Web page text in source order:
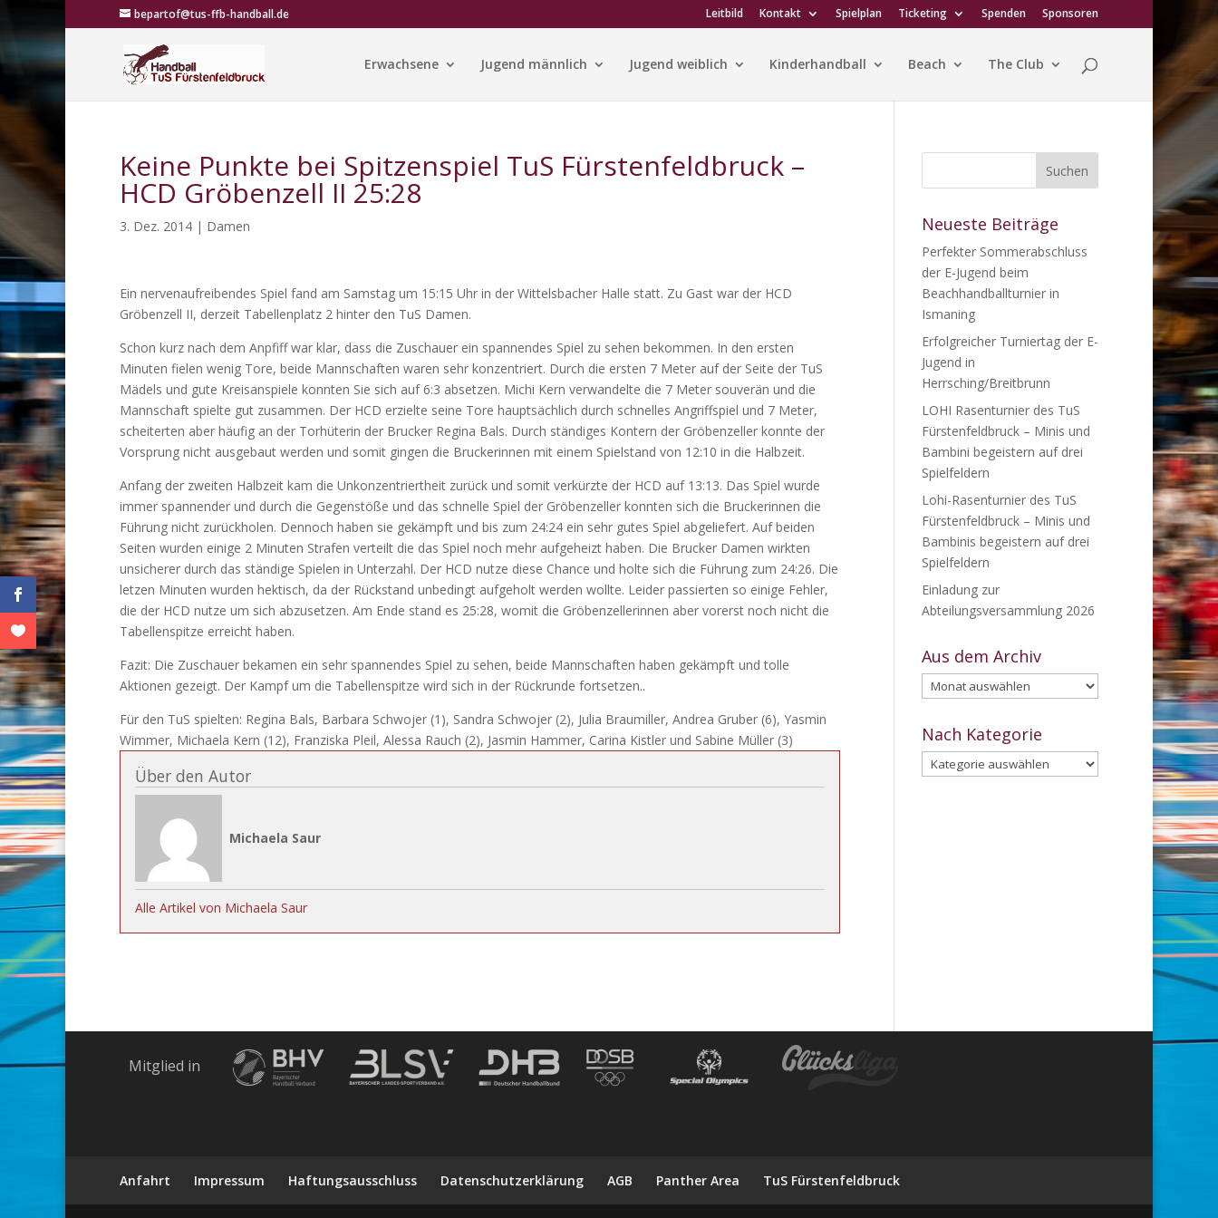
bepartof@tus-ffb-handball.de Leitbild Kontakt Spielplan Ticketing Spenden Sponsoren
Erwachsene Jugend männlich Jugend weiblich Kinderhandball Beach The Club
Keine Punkte bei Spitzenspiel TuS Fürstenfeldbruck –
HCD Gröbenzell II 25:28
3. Dez. 2014 | Damen
Ein nervenaufreibendes Spiel fand am Samstag um 15:15 Uhr in der Wittelsbacher Halle statt. Zu Gast war der HCD
Gröbenzell II, derzeit Tabellenplatz 2 hinter den TuS Damen.
Schon kurz nach dem Anpfiff war klar, dass die Zuschauer ein spannendes Spiel zu sehen bekommen. In den ersten
Minuten fielen wenig Tore, beide Mannschaften waren sehr konzentriert. Durch die ersten 7 Meter auf der Seite der TuS
Mädels und gute Kreisanspiele konnten Sie sich auf 6:3 absetzen. Michi Kern verwandelte die 7 Meter souverän und die
Mannschaft spielte gut zusammen. Der HCD erzielte seine Tore hauptsächlich durch schnelles Angriffspiel und 7 Meter,
scheiterten aber häufig an der Torhüterin der Brucker Regina Bals. Durch ständiges Kontern der Gröbenzeller konnte der
Vorsprung nicht ausgebaut werden und somit gingen die Bruckerinnen mit einem Spielstand von 12:10 in die Halbzeit.
Anfang der zweiten Halbzeit kam die Unkonzentriertheit zurück und somit verkürzte der HCD auf 13:13. Das Spiel wurde
immer spannender und durch die Gegenstöße und das schnelle Spiel der Gröbenzeller konnten sich die Bruckerinnen die
Führung nicht zurückholen. Dennoch haben sie gekämpft und bis zum 24:24 ein sehr gutes Spiel abgeliefert. Auf beiden
Seiten wurden einige 2 Minuten Strafen verteilt die das Spiel noch mehr aufgeheizt haben. Die Brucker Damen wirkten
unsicherer durch das ständige Spielen in Unterzahl. Der HCD nutze diese Chance und holte sich die Führung zum 24:26. Die
letzen Minuten wurden hektisch, da der Rückstand unbedingt aufgeholt werden wollte. Leider passierten so einige Fehler,
die der HCD nutze um sich abzusetzen. Am Ende stand es 25:28, womit die Gröbenzellerinnen aber vorerst noch nicht die
Tabellenspitze erreicht haben.
Fazit: Die Zuschauer bekamen ein sehr spannendes Spiel zu sehen, beide Mannschaften haben gekämpft und tolle
Aktionen gezeigt. Der Kampf um die Tabellenspitze wird sich in der Rückrunde fortsetzen..
Für den TuS spielten: Regina Bals, Barbara Schwojer (1), Sandra Schwojer (2), Julia Braumiller, Andrea Gruber (6), Yasmin
Wimmer, Michaela Kern (12), Franziska Pleil, Alessa Rauch (2), Jasmin Hammer, Carina Kistler und Sabine Müller (3)
Über den Autor
Michaela Saur
Alle Artikel von Michaela Saur
Neueste Beiträge
Perfekter Sommerabschluss
der E-Jugend beim
Beachhandballturnier in
Ismaning
Erfolgreicher Turniertag der E-
Jugend in
Herrsching/Breitbrunn
LOHI Rasenturnier des TuS
Fürstenfeldbruck – Minis und
Bambini begeistern auf drei
Spielfeldern
Lohi-Rasenturnier des TuS
Fürstenfeldbruck – Minis und
Bambinis begeistern auf drei
Spielfeldern
Einladung zur
Abteilungsversammlung 2026
Aus dem Archiv
Aus
dem
Archiv
Nach Kategorie
Nach
Kategorie
Mitglied in
Anfahrt Impressum Haftungsausschluss Datenschutzerklärung AGB Panther Area TuS Fürstenfeldbruck